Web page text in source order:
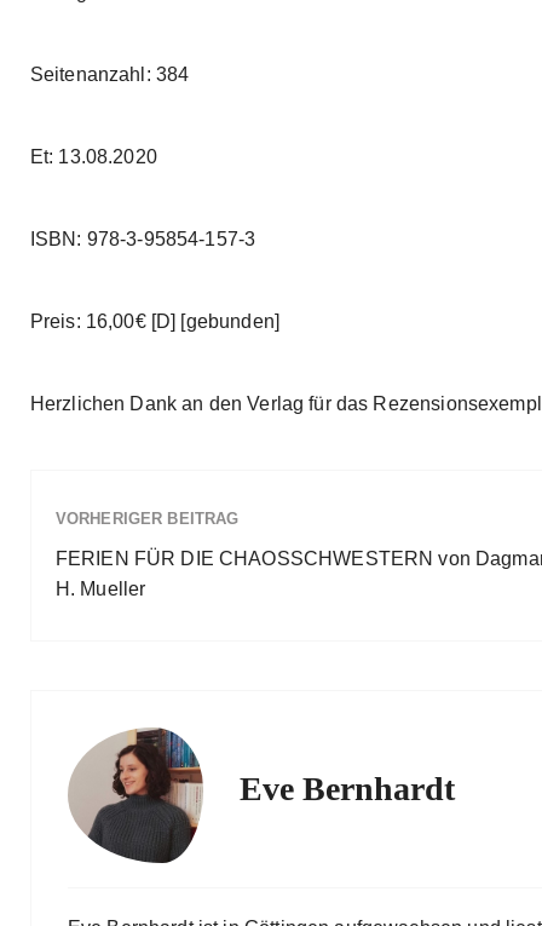
Seitenanzahl: 384
Et: 13.08.2020
ISBN: 978-3-95854-157-3
Preis: 16,00€ [D] [gebunden]
Herzlichen Dank an den Verlag für das
VORHERIGER BEITRAG
FERIEN FÜR DIE CHAOSSCHWESTERN von
H. Mueller
Eve Bernhardt